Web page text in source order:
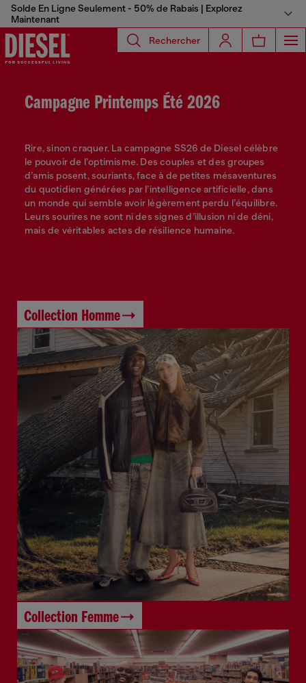
Solde En Ligne Seulement - 50% de Rabais | Explorez
Maintenant
Rechercher
Campagne Printemps Été 2026
Rire, sinon craquer. La campagne SS26 de Diesel célèbre
le pouvoir de l’optimisme. Des couples et des groupes
d’amis posent, souriants, face à de petites mésaventures
du quotidien générées par l’intelligence artificielle, dans
un monde qui semble avoir légèrement perdu l’équilibre.
Leurs sourires ne sont ni des signes d’illusion ni de déni,
mais de véritables actes de résilience humaine.
Collection Homme
Collection Femme